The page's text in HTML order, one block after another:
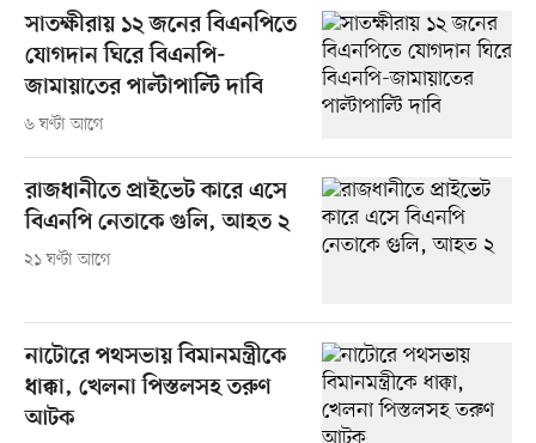
সাতক্ষীরায় ১২ জনের বিএনপিতে
যোগদান ঘিরে বিএনপি-
জামায়াতের পাল্টাপাল্টি দাবি
৬ ঘণ্টা আগে
রাজধানীতে প্রাইভেট কারে এসে
বিএনপি নেতাকে গুলি, আহত ২
২১ ঘণ্টা আগে
নাটোরে পথসভায় বিমানমন্ত্রীকে
ধাক্কা, খেলনা পিস্তলসহ তরুণ
আটক